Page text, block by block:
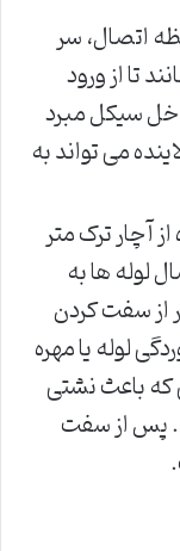
اتصال، سر
تا از ورود
سیکل مبرد
می تواند به
آچار ترک متر
لوله ها به
از سفت کردن
لوله یا مهره
که باعث نشتی
پس از سفت